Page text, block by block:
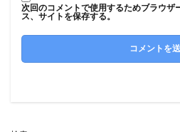
次回のコメントで使用するためブラウザ
ス、サイトを保存する。